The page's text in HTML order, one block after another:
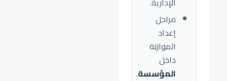
مراحل
إعداد
الموازنة
داخل
المؤسسة.